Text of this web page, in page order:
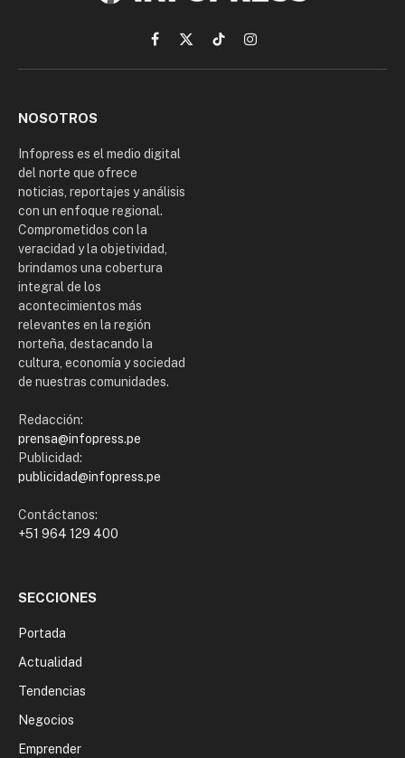
Facebook
X
(Twitter)
TikTokInstagram
NOSOTROS
Infopress es el medio digital
del norte que ofrece
noticias, reportajes y análisis
con un enfoque regional.
Comprometidos con la
veracidad y la objetividad,
brindamos una cobertura
integral de los
acontecimientos más
relevantes en la región
norteña, destacando la
cultura, economía y sociedad
de nuestras comunidades.
Redacción:
prensa@infopress.pe
Publicidad:
publicidad@infopress.pe
Contáctanos:
+51 964 129 400
SECCIONES
Portada
Actualidad
Tendencias
Negocios
Emprender